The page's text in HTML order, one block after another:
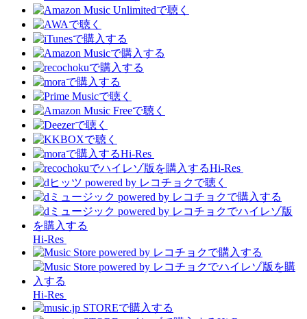
Hi-Res
Hi-Res
Hi-Res
Hi-Res